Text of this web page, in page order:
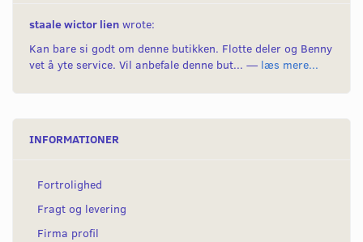
staale wictor lien wrote:
Kan bare si godt om denne butikken. Flotte deler og Benny
vet å yte service. Vil anbefale denne but... — læs mere...
INFORMATIONER
Fortrolighed
Fragt og levering
Firma profil